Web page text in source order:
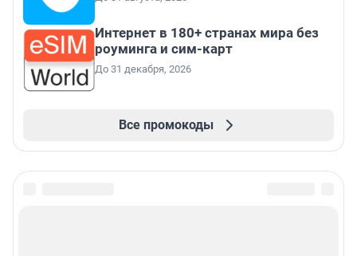
Интернет в 180+ странах мира без
роуминга и сим-карт
До 31 декабря, 2026
Все промокоды